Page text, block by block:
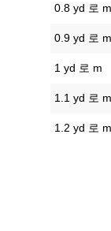
0.8 yd 로 m
0.9 yd 로 m
1 yd 로 m
1.1 yd 로 m
1.2 yd 로 m